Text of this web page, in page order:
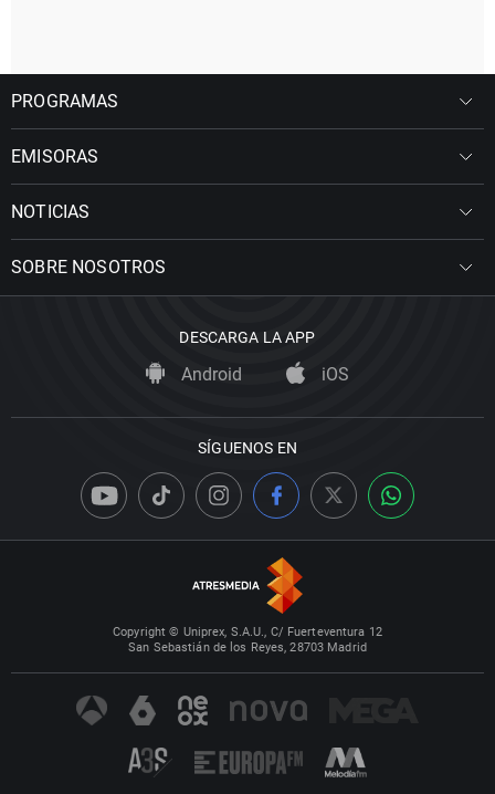
PROGRAMAS
EMISORAS
NOTICIAS
SOBRE NOSOTROS
DESCARGA LA APP
Android iOS
SÍGUENOS EN
Copyright © Uniprex, S.A.U., C/ Fuerteventura 12
San Sebastián de los Reyes, 28703 Madrid